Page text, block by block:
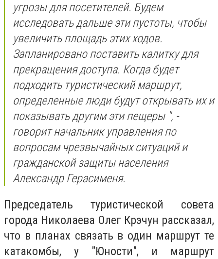
угрозы для посетителей. Будем
исследовать дальше эти пустоты, чтобы
увеличить площадь этих ходов.
Запланировано поставить калитку для
прекращения доступа. Когда будет
подходить туристический маршрут,
определенные люди будут открывать их и
показывать другим эти пещеры ", -
говорит начальник управления по
вопросам чрезвычайных ситуаций и
гражданской защиты населения
Александр Герасименя.
Председатель туристической совета
города Николаева Олег Крэчун рассказал,
что в планах связать в один маршрут те
катакомбы, у "Юности", и маршрут